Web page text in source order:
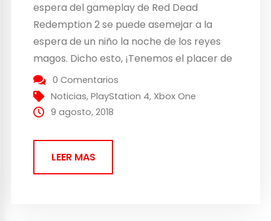
espera del gameplay de Red Dead
Redemption 2 se puede asemejar a la
espera de un niño la noche de los reyes
magos. Dicho esto, ¡Tenemos el placer de
anunciaros que Rockstar Games ha
presentado el primer gameplay de Red
Dead Redemption 2! Gameplay de Red
0 Comentarios
Noticias,PlayStation 4, Xbox One
9 agosto, 2018
LEER MAS